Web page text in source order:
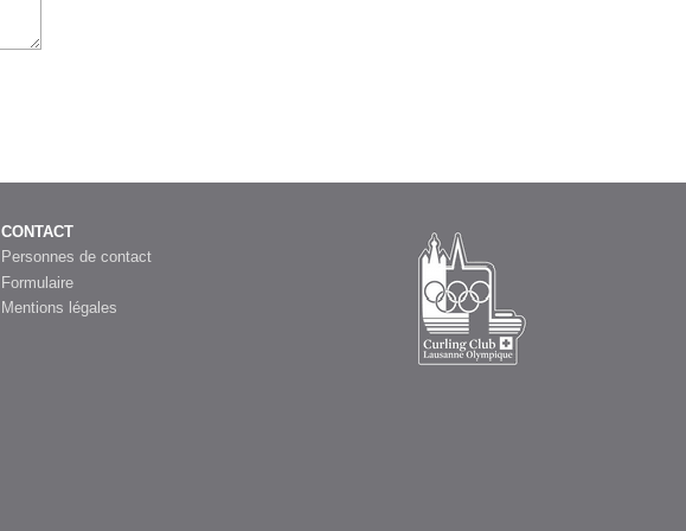
CONTACT
Personnes de contact
Formulaire
Mentions légales